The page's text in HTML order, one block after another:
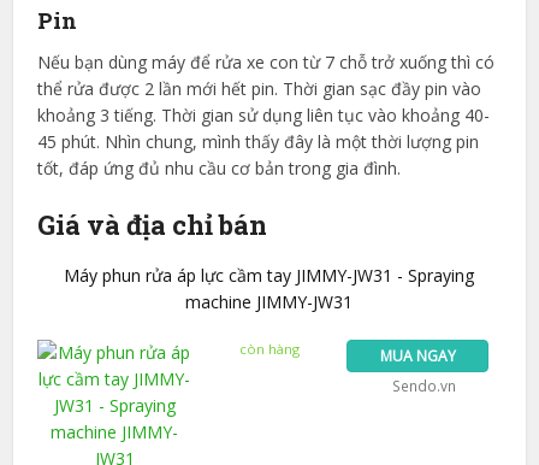
Pin
Nếu bạn dùng máy để rửa xe con từ 7 chỗ trở xuống thì có
thể rửa được 2 lần mới hết pin. Thời gian sạc đầy pin vào
khoảng 3 tiếng. Thời gian sử dụng liên tục vào khoảng 40-
45 phút. Nhìn chung, mình thấy đây là một thời lượng pin
tốt, đáp ứng đủ nhu cầu cơ bản trong gia đình.
Giá và địa chỉ bán
Máy phun rửa áp lực cầm tay JIMMY-JW31 - Spraying
machine JIMMY-JW31
còn hàng MUA NGAY
Sendo.vn